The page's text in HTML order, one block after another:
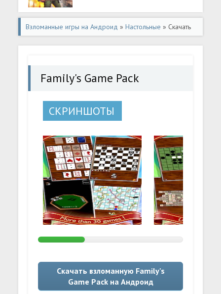
Взломанные игры на Андроид »Настольные » Скачать
Family's Game Pack (Разблокировано все) на Андроид
Family's Game Pack
СКРИНШОТЫ
Скачать взломанную Family's
Game Pack на Андроид